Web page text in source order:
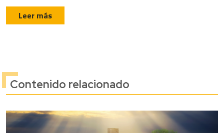
Leer más
Contenido relacionado